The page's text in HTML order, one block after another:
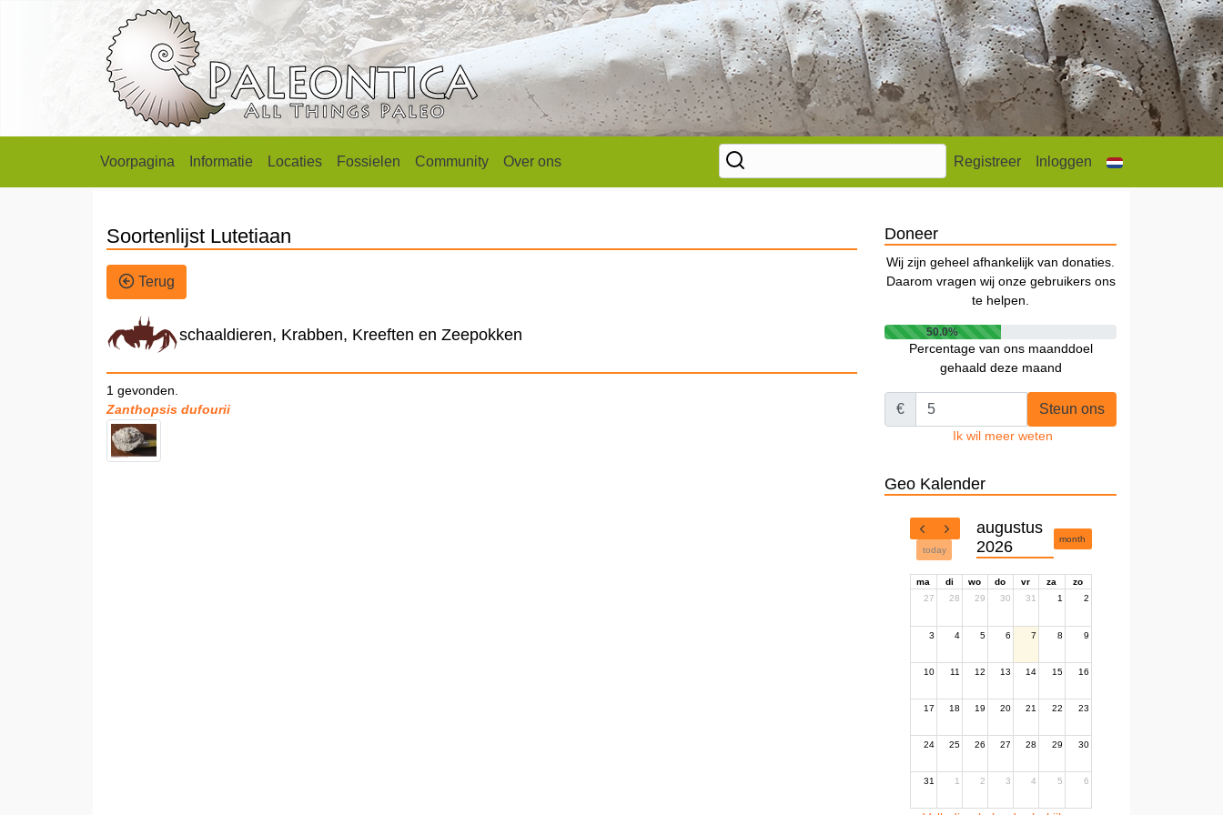
Voorpagina Informatie Locaties Fossielen Community Over ons Registreer Inloggen
Soortenlijst Lutetiaan
Terug
schaaldieren, Krabben, Kreeften en Zeepokken
1 gevonden.
Zanthopsis dufourii
Doneer
Wij zijn geheel afhankelijk van donaties.
Daarom vragen wij onze gebruikers ons
te helpen.
50.0%
Percentage van ons maanddoel
gehaald deze maand
€ Steun ons
Ik wil meer weten
Geo Kalender
today
augustus
2026
month
ma di wo do vr za
zo
27
28 29 30 31 1 2
3 4 5 6 7 8 9
10 11 12 13 14 15 16
17 18 19 20 21 22 23
24 25 26 27 28 29 30
31 1 2 3 4 5 6